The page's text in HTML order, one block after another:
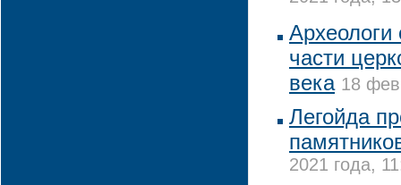
части
века 18
Легойда
2021 года,